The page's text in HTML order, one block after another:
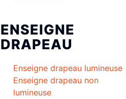
ENSEIGNE
DRAPEAU
Enseigne drapeau lumineuse
Enseigne drapeau non
lumineuse